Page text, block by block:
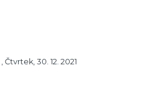
Čtvrtek, 30. 12. 2021